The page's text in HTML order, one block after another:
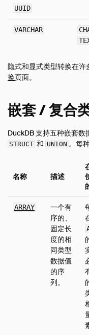
UUID
VARCHAR
隐式和显式类型转换在
换页面。
嵌套 / 复合
DuckDB 支持五种嵌套数
STRUCT 和 UNION 。每
名称 描述
ARRAY
一个有
序的、
固定长
度的相
同类型
数据值
的序
列。